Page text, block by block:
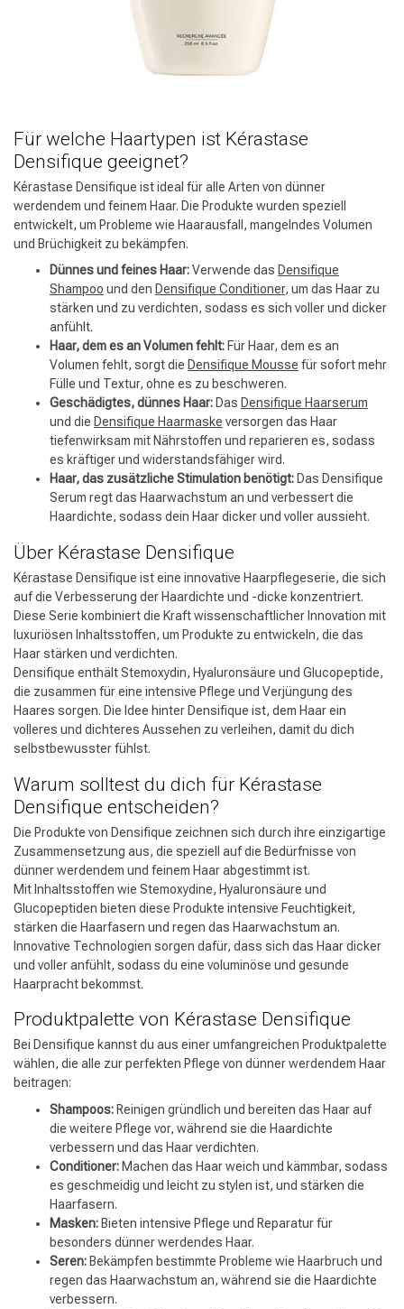
Umformung CombiDeals
Für welche Haartypen ist Kérastase
Densifique geeignet?
Kérastase Densifique ist ideal für alle Arten von dünner
werdendem und feinem Haar. Die Produkte wurden speziell
entwickelt, um Probleme wie Haarausfall, mangelndes Volumen
und Brüchigkeit zu bekämpfen.
Dünnes und feines Haar:Verwende das Densifique
Shampoo und den Densifique Conditioner, um das Haar zu
stärken und zu verdichten, sodass es sich voller und dicker
anfühlt.
Haar, dem es an Volumen fehlt: Für Haar, dem es an
Volumen fehlt, sorgt die Densifique Mousse für sofort mehr
Fülle und Textur, ohne es zu beschweren.
Geschädigtes, dünnes Haar: Das Densifique Haarserum
und die Densifique Haarmaske versorgen das Haar
tiefenwirksam mit Nährstoffen und reparieren es, sodass
es kräftiger und widerstandsfähiger wird.
Haar, das zusätzliche Stimulation benötigt: Das Densifique
Serum regt das Haarwachstum an und verbessert die
Haardichte, sodass dein Haar dicker und voller aussieht.
Über Kérastase Densifique
Kérastase Densifique ist eine innovative Haarpflegeserie, die sich
auf die Verbesserung der Haardichte und -dicke konzentriert.
Diese Serie kombiniert die Kraft wissenschaftlicher Innovation mit
luxuriösen Inhaltsstoffen, um Produkte zu entwickeln, die das
Haar stärken und verdichten.
Densifique enthält Stemoxydin, Hyaluronsäure und Glucopeptide,
die zusammen für eine intensive Pflege und Verjüngung des
Haares sorgen. Die Idee hinter Densifique ist, dem Haar ein
volleres und dichteres Aussehen zu verleihen, damit du dich
selbstbewusster fühlst.
Warum solltest du dich für Kérastase
Densifique entscheiden?
Die Produkte von Densifique zeichnen sich durch ihre einzigartige
Zusammensetzung aus, die speziell auf die Bedürfnisse von
dünner werdendem und feinem Haar abgestimmt ist.
Mit Inhaltsstoffen wie Stemoxydine, Hyaluronsäure und
Glucopeptiden bieten diese Produkte intensive Feuchtigkeit,
stärken die Haarfasern und regen das Haarwachstum an.
Innovative Technologien sorgen dafür, dass sich das Haar dicker
und voller anfühlt, sodass du eine voluminöse und gesunde
Haarpracht bekommst.
Produktpalette von Kérastase Densifique
Bei Densifique kannst du aus einer umfangreichen Produktpalette
wählen, die alle zur perfekten Pflege von dünner werdendem Haar
beitragen:
Shampoos: Reinigen gründlich und bereiten das Haar auf
die weitere Pflege vor, während sie die Haardichte
verbessern und das Haar verdichten.
Conditioner: Machen das Haar weich und kämmbar, sodass
es geschmeidig und leicht zu stylen ist, und stärken die
Haarfasern.
Masken: Bieten intensive Pflege und Reparatur für
besonders dünner werdendes Haar.
Seren: Bekämpfen bestimmte Probleme wie Haarbruch und
regen das Haarwachstum an, während sie die Haardichte
verbessern.